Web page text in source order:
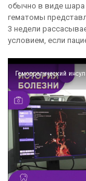
обычно в виде шара
гематомы
3 недели
условием, если
Геморрагический